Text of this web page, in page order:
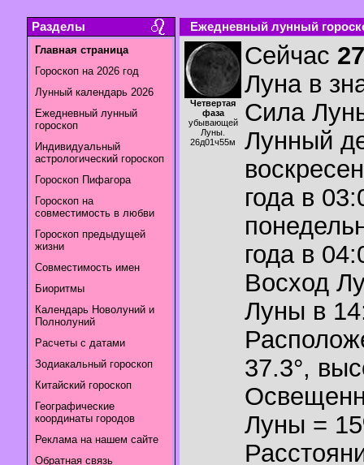
Разделы
Главная страница
Гороскоп на 2026 год
Лунный календарь 2026
Ежедневный лунный
гороскоп
Индивидуальный
астрологический гороскоп
Гороскоп Пифагора
Гороскоп на
совместимость в любви
Гороскоп предыдущей
жизни
Совместимость имен
Биоритмы
Календарь Новолуний и
Полнолуний
Расчеты с датами
Зодиакальный гороскоп
Китайский гороскоп
Географические
координаты городов
Реклама на нашем сайте
Обратная связь
Ежедневный лунный
Четвертая
фаза
убывающей
Луны.
26д01ч55м
Сейчас
Луна в
Сила
Лунный
года в
года в
Восход
Луны в
37.3°,
Луны =